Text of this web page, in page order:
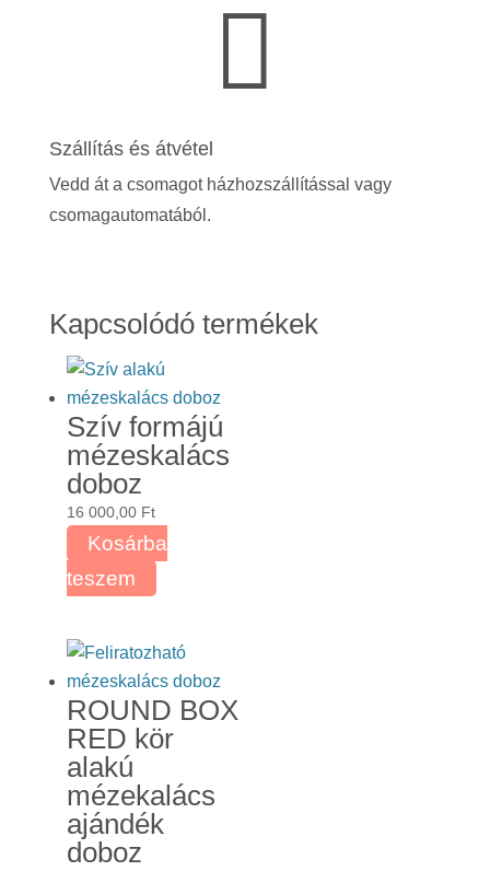

Szállítás és átvétel
Vedd át a csomagot házhozszállítással vagy
csomagautomatából.
Kapcsolódó termékek
Szív formájú
mézeskalács
doboz
16 000,00 Ft
Kosárba
teszem
ROUND BOX
RED kör
alakú
mézekalács
ajándék
doboz